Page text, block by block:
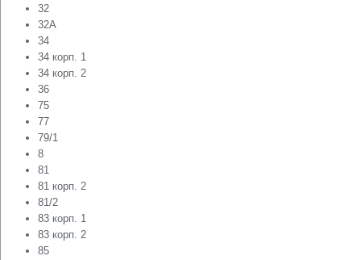
32
32А
34
34 корп. 1
34 корп. 2
36
75
77
79/1
8
81
81 корп. 2
81/2
83 корп. 1
83 корп. 2
85